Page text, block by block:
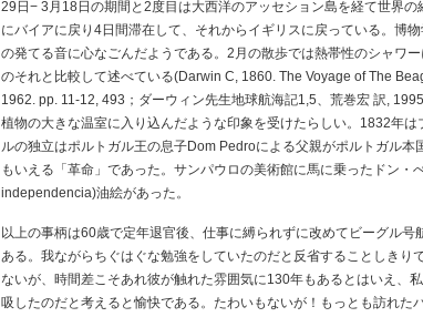
29日− 3月18日の期間と2度目は大西洋のアッセション島を経て世界
にバイアに戻り4日間滞在して、それからイギリスに戻っている。博
の発てる音に心なごんだようである。2月の散歩では熱帯性のシャワ
のそれと比較して述べている(Darwin C, 1860. The Voyage of The
1962. pp. 11-12, 493；ダーウィン先生地球航海記1,5、荒巻宏 訳,
植物の大きな温室に入り込んだような印象を受けたらしい。1832年
ルの独立はポルトガル王の息子Dom Pedroによる父親がポルトガル本
もいえる「革命」であった。サンパウロの美術館に馬に乗ったドン・
independencia)油絵があった。
以上の事柄は60歳で定年退官後、仕事に縛られずに改めてビーグル
ある。我ながらちぐはぐな勉強をしていたのだと反省することしきり
ないが、時間差こそあれ彼が触れた雰囲気に130年もあるとはいえ、
吸したのだと考えると愉快である。たわいもないが！もっとも訪れた